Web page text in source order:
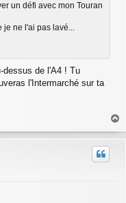
un défi avec mon Touran
je ne l'ai pas lavé...
dessus de l'A4 ! Tu
l'Intermarché sur ta
a
u